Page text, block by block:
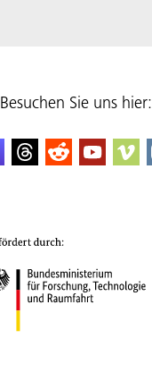
Besuchen Sie uns hier: